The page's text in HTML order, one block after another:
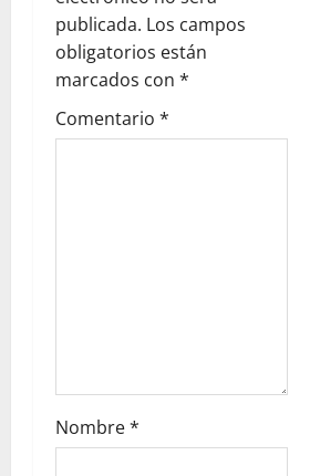
publicada. Los campos
obligatorios están
marcados con *
Comentario *
Nombre*